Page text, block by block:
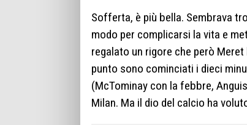
Sofferta, è più bella. Sembrava
modo per complicarsi la vita e
regalato un rigore che però
punto sono cominciati i dieci
(McTominay con la febbre,
Milan. Ma il dio del calcio ha